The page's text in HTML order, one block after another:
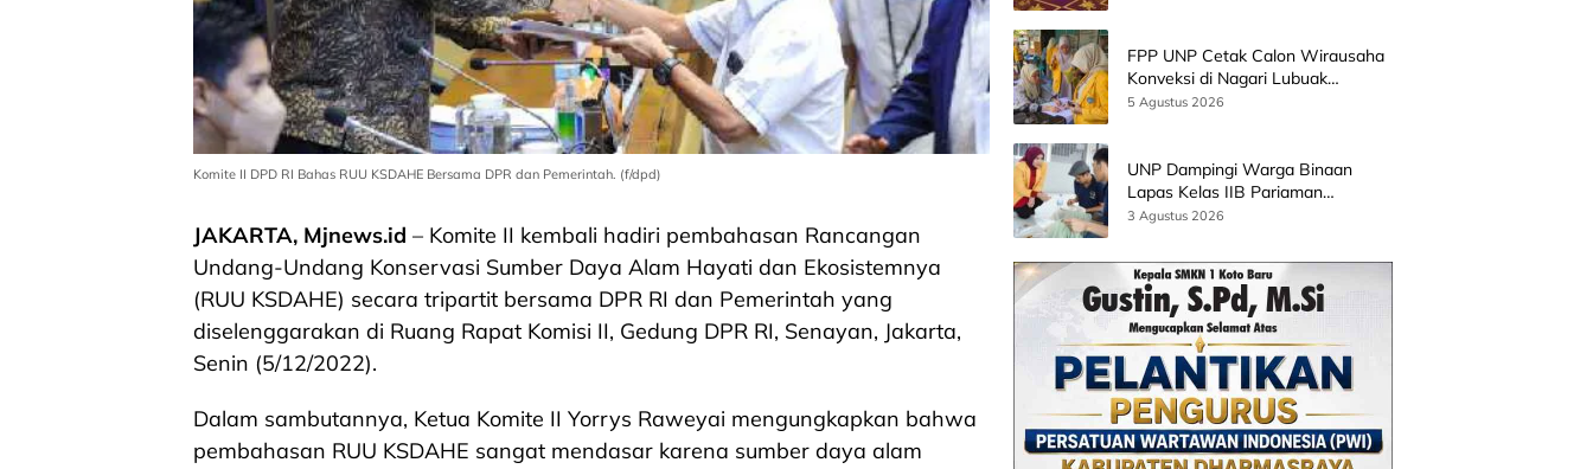
Komite II DPD RI Bahas RUU KSDAHE Bersama DPR dan Pemerintah. (f/dpd)
JAKARTA, Mjnews.id – Komite II kembali hadiri pembahasan Rancangan
Undang-Undang Konservasi Sumber Daya Alam Hayati dan Ekosistemnya
(RUU KSDAHE) secara tripartit bersama DPR RI dan Pemerintah yang
diselenggarakan di Ruang Rapat Komisi II, Gedung DPR RI, Senayan, Jakarta,
Senin (5/12/2022).
Dalam sambutannya, Ketua Komite II Yorrys Raweyai mengungkapkan bahwa
pembahasan RUU KSDAHE sangat mendasar karena sumber daya alam
FPP UNP Cetak Calon Wirausaha
Konveksi di Nagari Lubuak
Batingkok Limapuluh Kota
5 Agustus 2026
UNP Dampingi Warga Binaan
Lapas Kelas IIB Pariaman
Kembangkan Produk Kreatif
3 Agustus 2026